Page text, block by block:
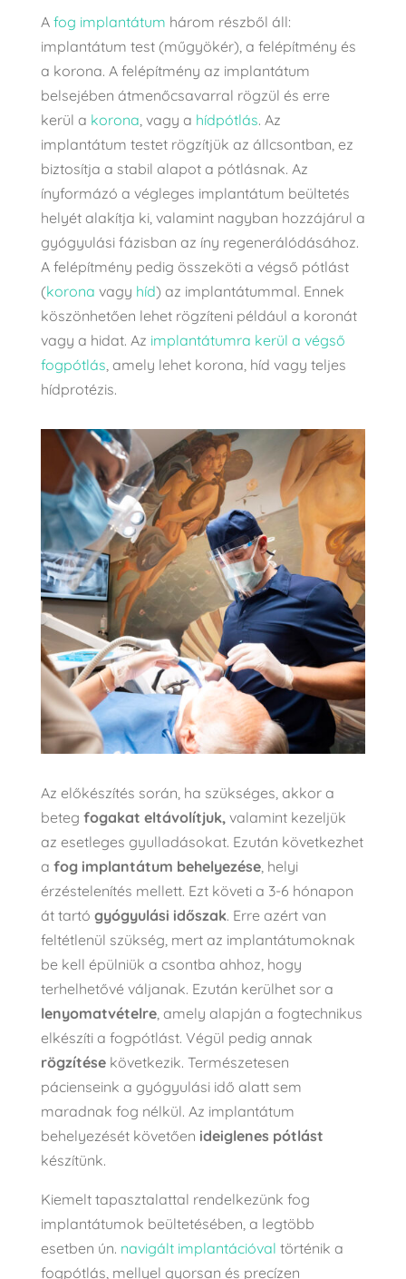
Afog implantátum három részből áll:
implantátum test (műgyökér), a felépítmény és
a korona. A felépítmény az implantátum
belsejében átmenőcsavarral rögzül és erre
kerül a korona, vagy a hídpótlás. Az
implantátum testet rögzítjük az állcsontban, ez
biztosítja a stabil alapot a pótlásnak. Az
ínyformázó a végleges implantátum beültetés
helyét alakítja ki, valamint nagyban hozzájárul a
gyógyulási fázisban az íny regenerálódásához.
A felépítmény pedig összeköti a végső pótlást
(korona vagy híd) az implantátummal. Ennek
köszönhetően lehet rögzíteni például a koronát
vagy a hidat. Az implantátumra kerül a végső
fogpótlás, amely lehet korona, híd vagy teljes
hídprotézis.
Az előkészítés során, ha szükséges, akkor a
beteg fogakat eltávolítjuk,valamint kezeljük
az esetleges gyulladásokat. Ezután következhet
a fog implantátum behelyezése, helyi
érzéstelenítés mellett. Ezt követi a 3-6 hónapon
át tartó gyógyulási időszak. Erre azért van
feltétlenül szükség, mert az implantátumoknak
be kell épülniük a csontba ahhoz, hogy
terhelhetővé váljanak. Ezután kerülhet sor a
lenyomatvételre, amely alapján a fogtechnikus
elkészíti a fogpótlást. Végül pedig annak
rögzítésekövetkezik. Természetesen
pácienseink a gyógyulási idő alatt sem
maradnak fog nélkül. Az implantátum
behelyezését követően ideiglenes pótlást
készítünk.
Kiemelt tapasztalattal rendelkezünk fog
implantátumok beültetésében, a legtöbb
esetben ún. navigált implantációval történik a
fogpótlás, mellyel gyorsan és precízen